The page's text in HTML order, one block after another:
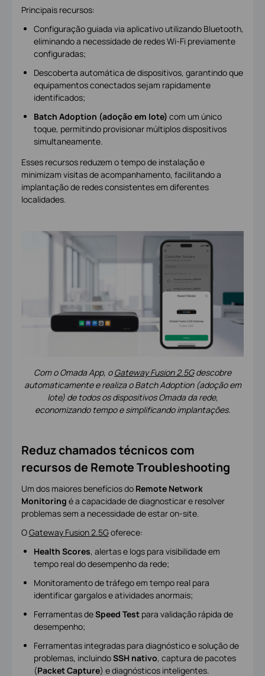
Principais recursos:
Configuração guiada via aplicativo utilizando Bluetooth,
eliminando a necessidade de redes Wi-Fi previamente
configuradas;
Descoberta automática de dispositivos, garantindo que
equipamentos conectados sejam rapidamente
identificados;
Batch Adoption (adoção em lote) com um único
toque, permitindo provisionar múltiplos dispositivos
simultaneamente.
Esses recursos reduzem o tempo de instalação e
minimizam visitas de acompanhamento, facilitando a
implantação de redes consistentes em diferentes
localidades.
Com o Omada App, oGateway Fusion 2.5Gdescobre
automaticamente e realiza o Batch Adoption (adoção em
lote) de todos os dispositivos Omada da rede,
economizando tempo e simplificando implantações.
Reduz chamados técnicos com
recursos de Remote Troubleshooting
Um dos maiores benefícios do Remote Network
Monitoring é a capacidade de diagnosticar e resolver
problemas sem a necessidade de estar on-site.
OGateway Fusion 2.5Goferece:
Health Scores, alertas e logs para visibilidade em
tempo real do desempenho da rede;
Monitoramento de tráfego em tempo real para
identificar gargalos e atividades anormais;
Ferramentas deSpeed Testpara validação rápida de
desempenho;
Ferramentas integradas para diagnóstico e solução de
problemas, incluindoSSH nativo, captura de pacotes
(Packet Capture) e diagnósticos inteligentes.